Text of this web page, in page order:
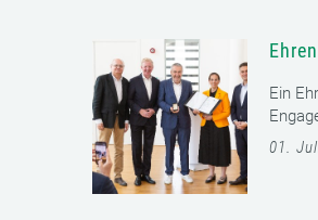
Ein
01.